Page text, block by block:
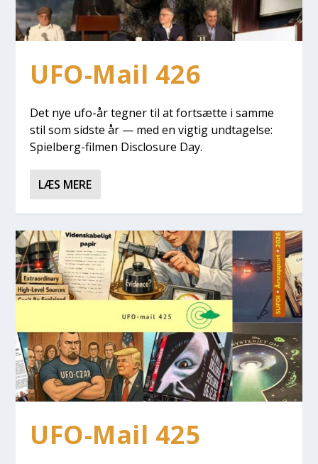
UFO-Mail 426
Det nye ufo-år teg­ner til at fort­sæt­te i sam­me
stil som sid­ste år — med en vig­tig und­ta­gel­se:
Spi­el­berg-fil­men Disclo­su­re Day.
LÆS MERE
UFO-Mail 425